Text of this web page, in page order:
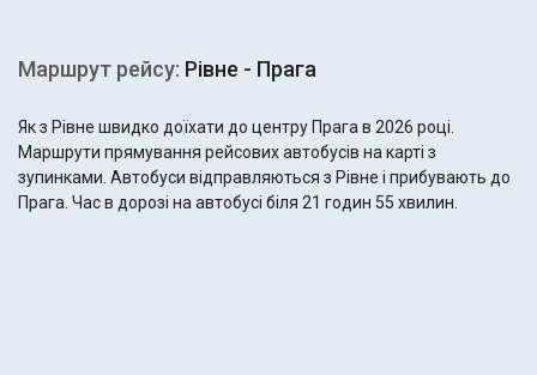
Маршрут рейсу: Рівне - Прага
Як з Рівне швидко доїхати до центру Прага в 2026 році.
Маршрути прямування рейсових автобусів на карті з
зупинками. Автобуси відправляються з Рівне і прибувають до
Прага. Час в дорозі на автобусі біля 21 годин 55 хвилин.